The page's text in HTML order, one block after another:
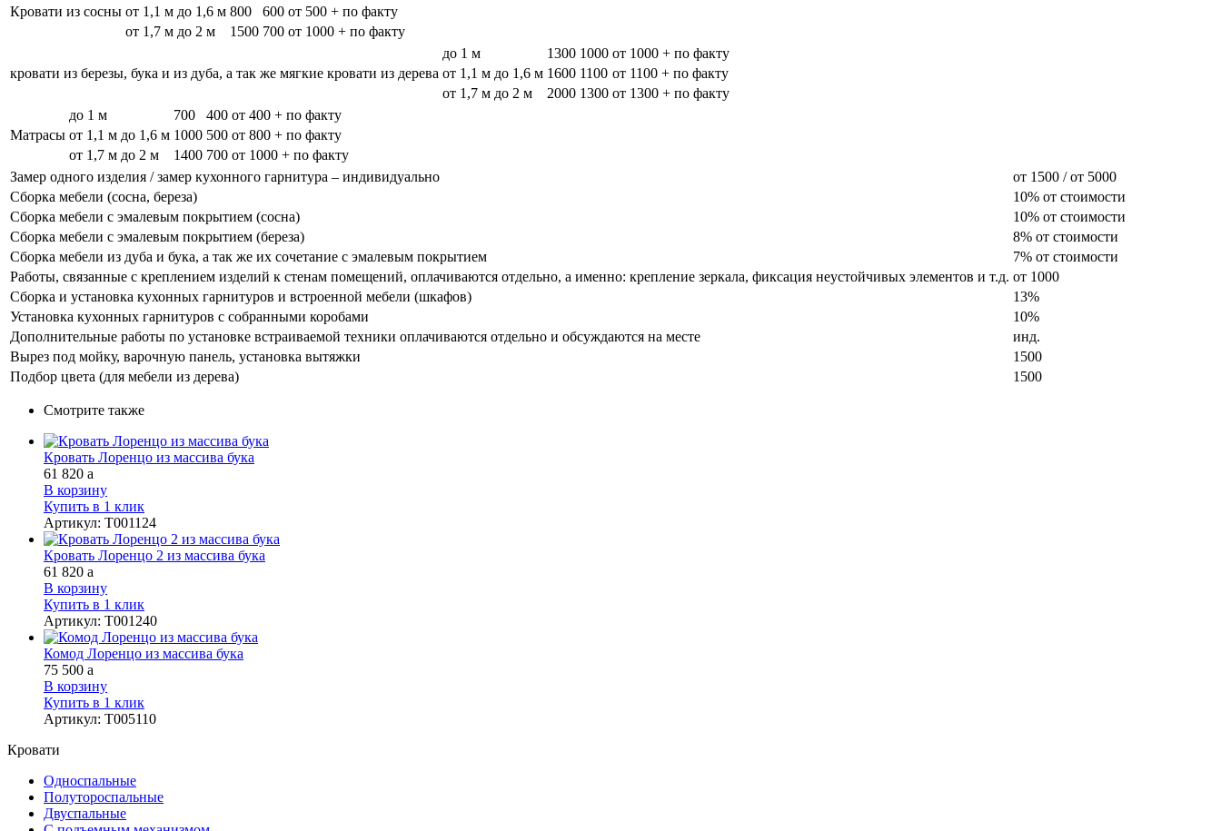
Кровати из сосны от 1,1 м до 1,6 м 800 600 от 500 + по факту
от 1,7 м до 2 м
1500 700 от 1000 + по факту
кровати из березы, бука и из дуба, а так же мягкие кровати из дерева
до 1 м 1300 1000 от 1000 + по факту
от 1,1 м до 1,6 м 1600 1100 от 1100 + по факту
от 1,7 м до 2 м
2000 1300 от 1300 + по факту
Матрасы
до 1 м 700 400 от 400 + по факту
от 1,1 м до 1,6 м 1000 500 от 800 + по факту
от 1,7 м до 2 м
1400 700 от 1000 + по факту
Замер одного изделия / замер кухонного гарнитура – индивидуально
от 1500 / от 5000
Сборка мебели (сосна, береза)
10% от стоимости
Сборка мебели с эмалевым покрытием (сосна)
10% от стоимости
Сборка мебели с эмалевым покрытием (береза)
8% от стоимости
Сборка мебели из дуба и бука, а так же их сочетание с эмалевым покрытием
7% от стоимости
Работы, связанные с креплением изделий к стенам помещений, оплачиваются отдельно, а именно: крепление зеркала, фиксация неустойчивых элементов и т.д. от 1000
Сборка и установка кухонных гарнитуров и встроенной мебели (шкафов)
13%
Установка кухонных гарнитуров с собранными коробами
10%
Дополнительные работы по установке встраиваемой техники оплачиваются отдельно и обсуждаются на месте
инд.
Вырез под мойку, варочную панель, установка вытяжки
1500
Подбор цвета (для мебели из дерева)
1500
Смотрите также
Кровать Лоренцо из массива бука
61 820 a
В корзину
Купить в 1 клик
Артикул: Т001124
Кровать Лоренцо 2 из массива бука
61 820 a
В корзину
Купить в 1 клик
Артикул: Т001240
Комод Лоренцо из массива бука
75 500 a
В корзину
Купить в 1 клик
Артикул: Т005110
Кровати
Односпальные
Полутороспальные
Двуспальные